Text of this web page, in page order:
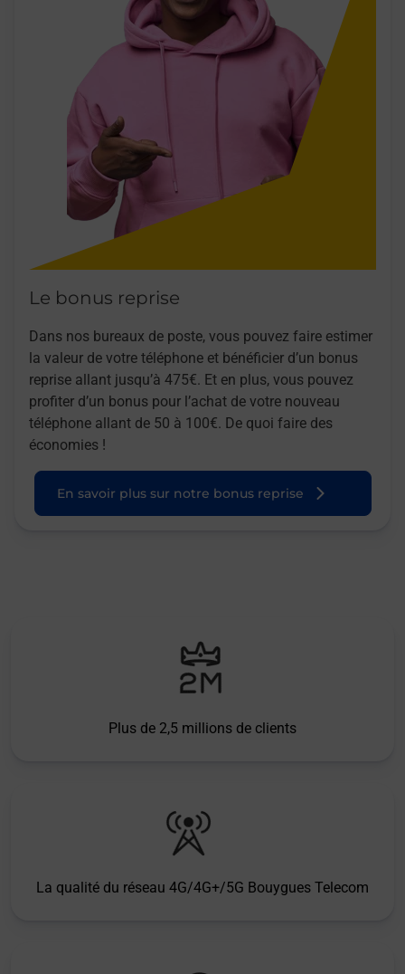
Le bonus reprise
Dans nos bureaux de poste, vous pouvez faire estimer
la valeur de votre téléphone et bénéficier d’un bonus
reprise allant jusqu’à 475€. Et en plus, vous pouvez
profiter d’un bonus pour l’achat de votre nouveau
téléphone allant de 50 à 100€. De quoi faire des
économies !
En savoir plus sur notre bonus reprise
Plus de 2,5 millions de clients
La qualité du réseau 4G/4G+/5G Bouygues Telecom